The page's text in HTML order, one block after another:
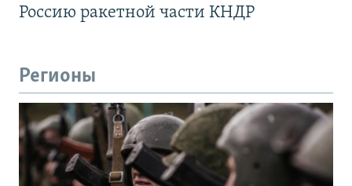
Россию ракетной части КНДР
Регионы